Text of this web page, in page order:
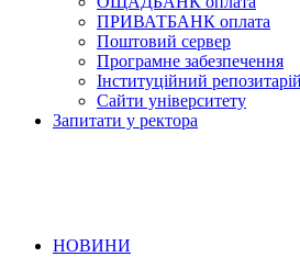
ПРИВАТБАНК оплата
Поштовий сервер
Програмне забезпечення
Інституційний репозитарій
Сайти університету
Запитати у ректора
НОВИНИ